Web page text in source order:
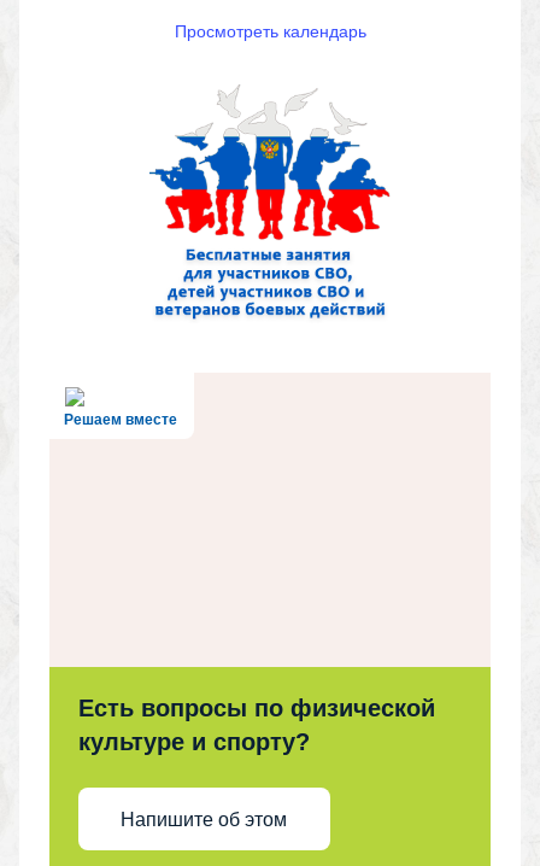
Просмотреть календарь
Решаем вместе
Есть вопросы по физической
культуре и спорту?
Напишите об этом